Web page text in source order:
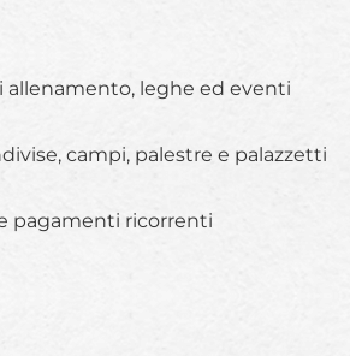
allenamento, leghe ed eventi
campi, palestre e palazzetti
pagamenti ricorrenti